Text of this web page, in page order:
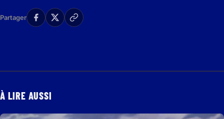
Partager
À LIRE AUSSI